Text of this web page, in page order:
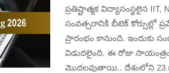
ప్రతిష్టాత్మక విద్యాసంస్థలైన
సంవత్సరానికి బీటెక్ కోర్సుల్లో
ప్రారంభం కానుంది.
విడుదలైంది. ఈ రోజు సాయంత్రం
మొదలవుతాయి.. దేశంలోని 23